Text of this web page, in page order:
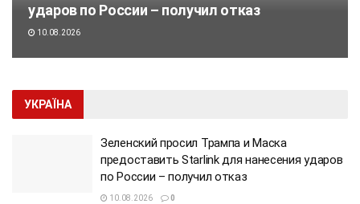
ударов по России – получил отказ
10.08.2026
УКРАЇНА
Зеленский просил Трампа и Маска
предоставить Starlink для нанесения ударов
по России – получил отказ
10.08.2026 0